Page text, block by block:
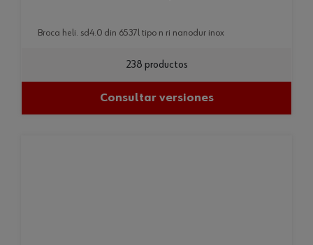
broca heli. sd4.0 din 6537l tipo n ri nanodur inox
238 productos
Consultar versiones